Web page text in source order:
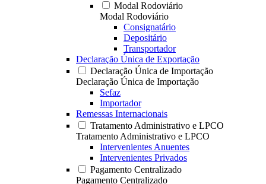
Modal Rodoviário
Modal Rodoviário
Consignatário
Depositário
Transportador
Declaração Única de Exportação
Declaração Única de Importação
Declaração Única de Importação
Sefaz
Importador
Remessas Internacionais
Tratamento Administrativo e LPCO
Tratamento Administrativo e LPCO
Intervenientes Anuentes
Intervenientes Privados
Pagamento Centralizado
Pagamento Centralizado